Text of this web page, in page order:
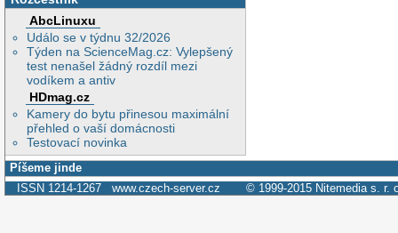
AbcLinuxu
Událo se v týdnu 32/2026
Týden na ScienceMag.cz: Vylepšený
test nenašel žádný rozdíl mezi
vodíkem a antiv
HDmag.cz
Kamery do bytu přinesou maximální
přehled o vaší domácnosti
Testovací novinka
Píšeme jinde
ISSN 1214-1267 www.czech-server.cz © 1999-2015 Nitemedia s. r.